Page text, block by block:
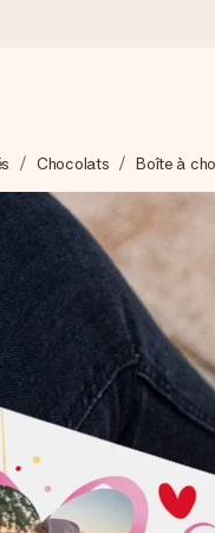
et l’envoyons en un
nous attribuent une
étapes – avec son
Chocolats Boîte à